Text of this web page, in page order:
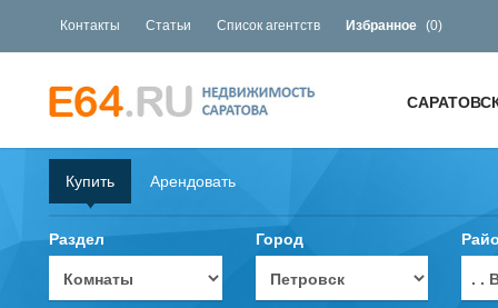
Контакты Статьи Список агентств Избранное (0)
Купить Арендовать
Раздел Город
. .